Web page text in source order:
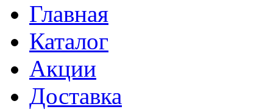
Главная
Каталог
Акции
Доставка